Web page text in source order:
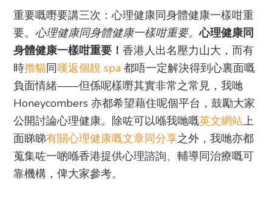
重要嘅嘢要講三次：心理健康同身體健康一樣咁重
要。心理健康同身體健康一樣咁重要。心理健康同
身體健康一樣咁重要！香港人出名壓力山大，而有
時擼貓同嘆返個靚 spa 都唔一定解決得到心裏面嘅
負面情緒——但係呢樣嘢其實非常之常見，我哋
Honeycombers 亦都希望藉住呢個平台，鼓勵大家
公開討論心理健康。除咗可以喺我哋嘅英文網站上
面睇睇有關心理健康嘅文章同分享之外，我哋亦都
蒐集咗一啲喺香港提供心理諮詢、輔導同治療嘅可
靠機構，俾大家參考。